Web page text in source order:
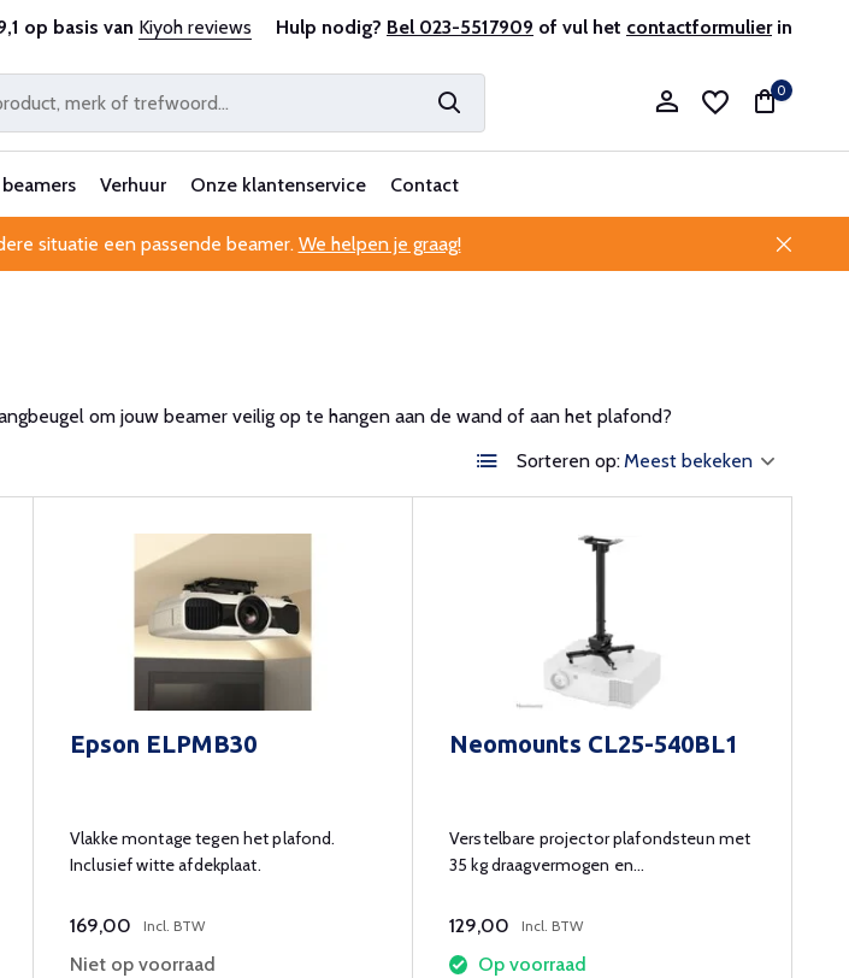
en ervaren Professionele klantenservice
op basis van Kiyoh reviews Hulp nodig? Bel 023-5517909 of vul het contactformulierin
0
Verhuur Onze klantenservice Contact
situatie een passende beamer. We helpen je graag!
om jouw beamer veilig op te hangen aan de wand of aan het plafond?
Sorteren op:
Epson ELPMB30
Vlakke montage tegen het plafond.
Inclusief witte afdekplaat.
169,00 Incl. BTW
Niet op voorraad
Neomounts CL25-540BL1
Verstelbare projector plafondsteun met
35 kg draagvermogen en
129,00 Incl. BTW
Op voorraad